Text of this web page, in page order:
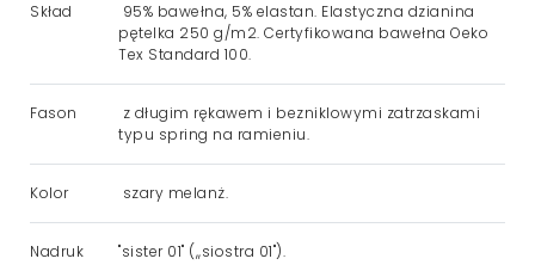
Skład
95% bawełna, 5% elastan. Elastyczna dzianina
pętelka 250 g/m2. Certyfikowana bawełna Oeko
Tex Standard 100.
Fason
z długim rękawem i bezniklowymi zatrzaskami
typu spring na ramieniu.
Kolor szary melanż.
Nadruk "sister 01" (,,siostra 01").